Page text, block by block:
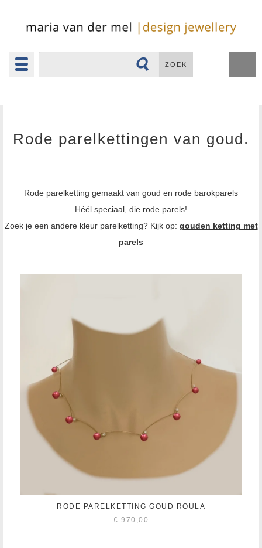
Toggle
navigation
ZOEK
Rode parelkettingen van goud.
Rode parelketting gemaakt van goud en rode barokparels
Héél speciaal, die rode parels!
Zoek je een andere kleur parelketting? Kijk op: gouden ketting met
parels
RODE PARELKETTING GOUD ROULA
€ 970,00